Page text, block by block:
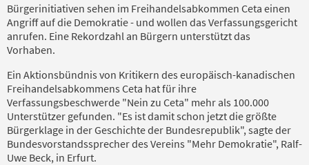
Bürgerinitiativen sehen im Freihandelsabkommen Ceta einen
Angriff auf die Demokratie - und wollen das Verfassungsgericht
anrufen. Eine Rekordzahl an Bürgern unterstützt das
Vorhaben.
Ein Aktionsbündnis von Kritikern des europäisch-kanadischen
Freihandelsabkommens Ceta hat für ihre
Verfassungsbeschwerde "Nein zu Ceta" mehr als 100.000
Unterstützer gefunden. "Es ist damit schon jetzt die größte
Bürgerklage in der Geschichte der Bundesrepublik", sagte der
Bundesvorstandssprecher des Vereins "Mehr Demokratie", Ralf-
Uwe Beck, in Erfurt.